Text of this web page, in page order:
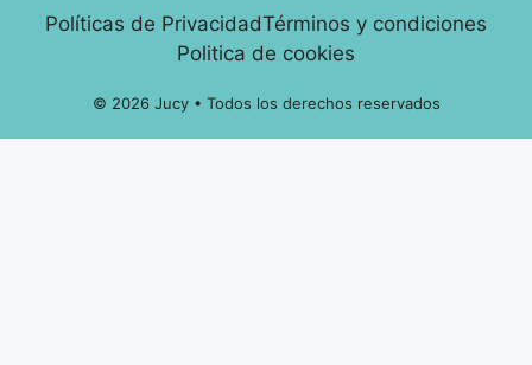
Políticas de PrivacidadTérminos y condiciones
Politica de cookies
© 2026 Jucy • Todos los derechos reservados